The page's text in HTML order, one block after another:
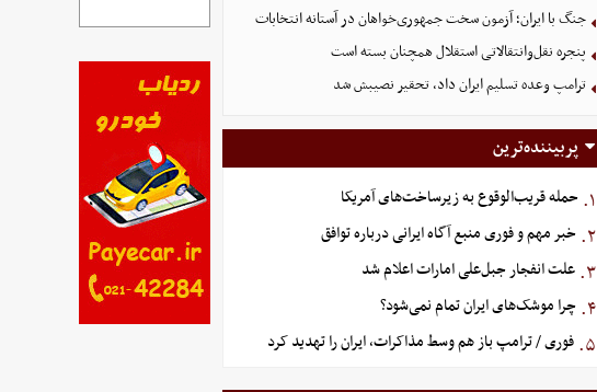
جنگ با ایران؛ آزمون سخت جمهوری‌خواهان در آستانه انتخابات
پنجره نقل‌وانتقالاتی استقلال همچنان بسته است
ترامپ وعده تسلیم ایران داد، تحقیر نصیبش شد
پربیننده‌ترین
۱. حمله قریب‌الوقوع به زیرساخت‌های آمریکا
۲. خبر مهم و فوری منبع آگاه ایرانی درباره توافق
۳. علت انفجار جبل‌علی امارات اعلام شد
۴. چرا موشک‌های ایران تمام نمی‌شود؟
۵. فوری / ترامپ باز هم وسط مذاکرات، ایران را تهدید کرد